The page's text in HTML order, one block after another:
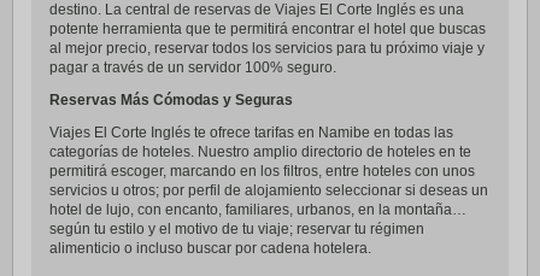
destino. La central de reservas de Viajes El Corte Inglés es una
potente herramienta que te permitirá encontrar el hotel que buscas
al mejor precio, reservar todos los servicios para tu próximo viaje y
pagar a través de un servidor 100% seguro.
Reservas Más Cómodas y Seguras
Viajes El Corte Inglés te ofrece tarifas en Namibe en todas las
categorías de hoteles. Nuestro amplio directorio de hoteles en te
permitirá escoger, marcando en los filtros, entre hoteles con unos
servicios u otros; por perfil de alojamiento seleccionar si deseas un
hotel de lujo, con encanto, familiares, urbanos, en la montaña…
según tu estilo y el motivo de tu viaje; reservar tu régimen
alimenticio o incluso buscar por cadena hotelera.